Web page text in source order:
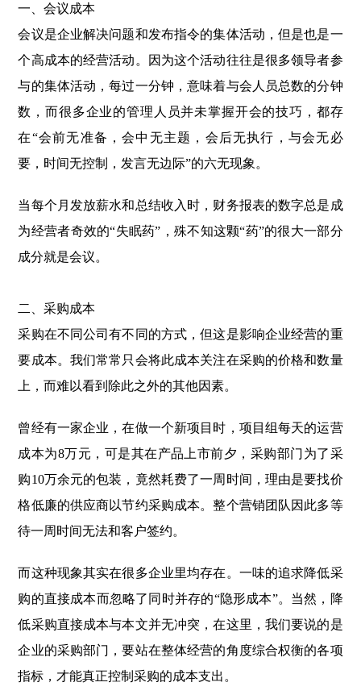
一、会议成本
会议是企业解决问题和发布指令的集体活动，但是也是一
个高成本的经营活动。因为这个活动往往是很多领导者参
与的集体活动，每过一分钟，意味着与会人员总数的分钟
数，而很多企业的管理人员并未掌握开会的技巧，都存
在“会前无准备，会中无主题，会后无执行，与会无必
要，时间无控制，发言无边际”的六无现象。
当每个月发放薪水和总结收入时，财务报表的数字总是成
为经营者奇效的“失眠药”，殊不知这颗“药”的很大一部分
成分就是会议。
二、采购成本
采购在不同公司有不同的方式，但这是影响企业经营的重
要成本。我们常常只会将此成本关注在采购的价格和数量
上，而难以看到除此之外的其他因素。
曾经有一家企业，在做一个新项目时，项目组每天的运营
成本为8万元，可是其在产品上市前夕，采购部门为了采
购10万余元的包装，竟然耗费了一周时间，理由是要找价
格低廉的供应商以节约采购成本。整个营销团队因此多等
待一周时间无法和客户签约。
而这种现象其实在很多企业里均存在。一味的追求降低采
购的直接成本而忽略了同时并存的“隐形成本”。当然，降
低采购直接成本与本文并无冲突，在这里，我们要说的是
企业的采购部门，要站在整体经营的角度综合权衡的各项
指标，才能真正控制采购的成本支出。